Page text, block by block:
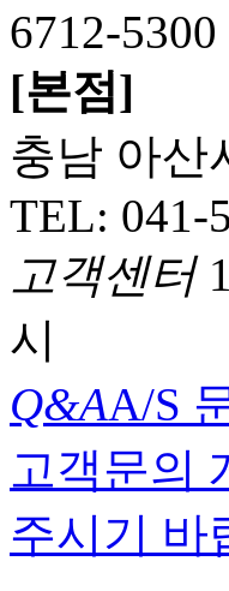
6712-5300
[본점]
충남 아산
TEL: 041-
고객센터
시
Q&AA/S
고객문의
주시기 바